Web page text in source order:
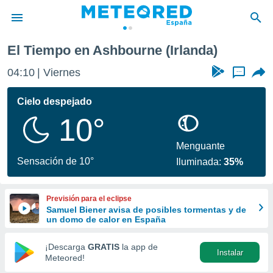
de
por
se
calidad.
a este
las
y
forma
digital
basada
El Tiempo en Ashbourne (Irlanda)
04:10 Viernes ...
Cielo despejado
10°
Sensación de 10°
Menguante
Iluminada:35%
Previsión para el eclipse
Samuel Biener avisa de posibles tormentas y de
un domo de calor en España
¡Descarga GRATIS la app de
Meteored!
Instalar